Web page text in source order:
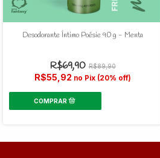
Desodorante Íntimo Poésie 90 g - Menta
R$69,90 R$89,90
R$55,92 no Pix (20% off)